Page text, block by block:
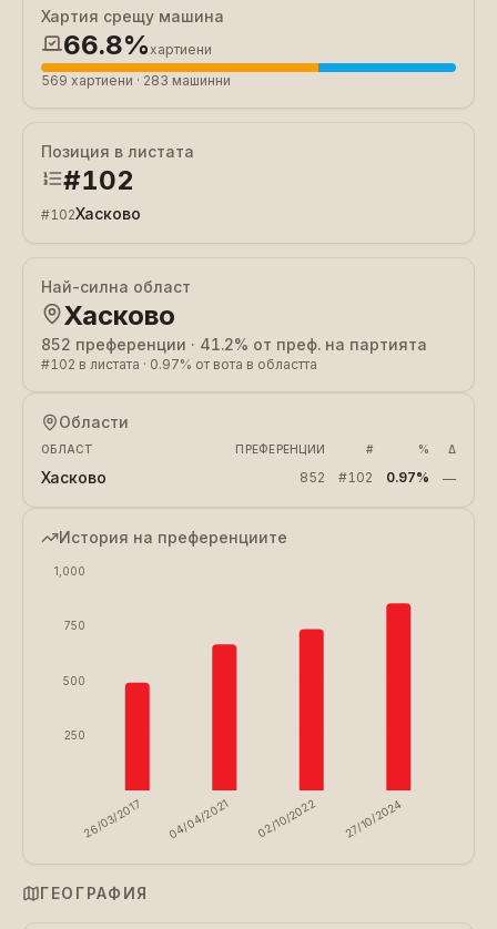
Хартия срещу машина
66.8%хартиени
569 хартиени · 283 машинни
Позиция в листата
#102
#102Хасково
Най-силна област
Хасково
852 преференции · 41.2% от преф. на партията
#102 в листата · 0.97% от вота в областта
Области
ОБЛАСТ ПРЕФЕРЕНЦИИ # % Δ
Хасково 852 #102 0.97% —
История на преференциите
26/03/2017 04/04/2021 02/10/2022 27/10/2024
250
500
750
1,000
ГЕОГРАФИЯ